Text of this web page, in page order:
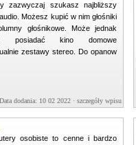
zazwyczaj szukasz najbliższy
Możesz kupić w nim głośniki
głośnikowe. Może jednak
posiadać kino domowe
zestawy stereo. Do opanow
Data dodania: 10 02 2022 · szczegóły wpisu »
osobiste to cenne i bardzo